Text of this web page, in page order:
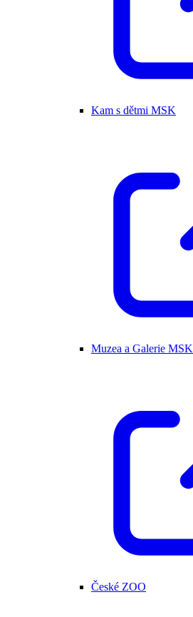
Kam s dětmi MSK
Muzea a Galerie MSK
České ZOO